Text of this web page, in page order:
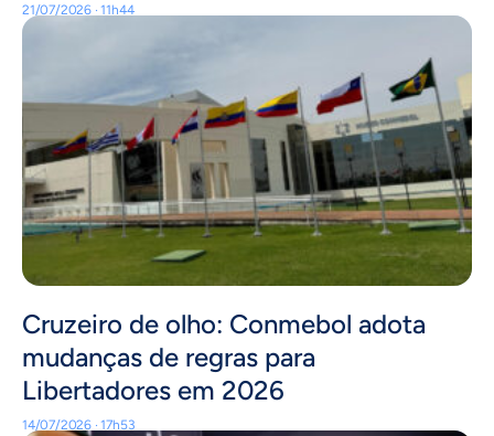
21/07/2026 · 11h44
Cruzeiro de olho: Conmebol adota
mudanças de regras para
Libertadores em 2026
14/07/2026 · 17h53